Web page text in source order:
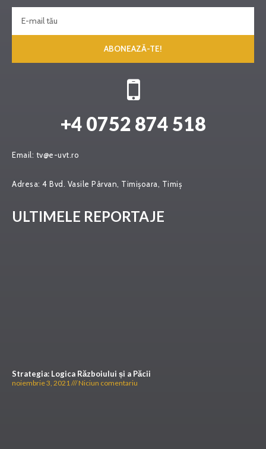
ABONEAZĂ-TE!
+4 0752 874 518
Email: tv@e-uvt.ro
Adresa: 4 Bvd. Vasile Pârvan, Timișoara, Timiș
ULTIMELE REPORTAJE
Strategia: Logica Războiului și a Păcii
noiembrie 3, 2021 Niciun comentariu